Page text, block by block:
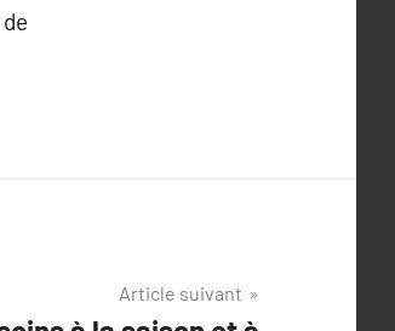
Article suivant